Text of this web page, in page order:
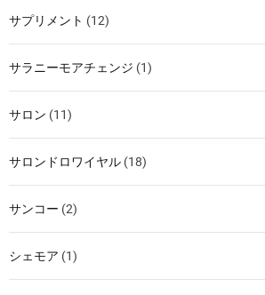
サプリメント (12)
サラニーモアチェンジ (1)
サロン (11)
サロンドロワイヤル (18)
サンコー (2)
シェモア (1)